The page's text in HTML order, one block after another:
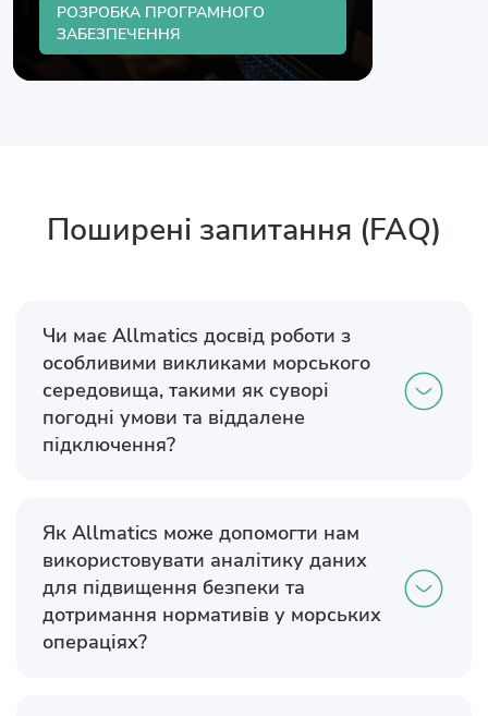
РОЗРОБКА ПРОГРАМНОГО
ЗАБЕЗПЕЧЕННЯ
Поширені запитання (FAQ)
Чи має Allmatics досвід роботи з
особливими викликами морського
середовища, такими як суворі
погодні умови та віддалене
підключення?
Як Allmatics може допомогти нам
використовувати аналітику даних
для підвищення безпеки та
дотримання нормативів у морських
операціях?